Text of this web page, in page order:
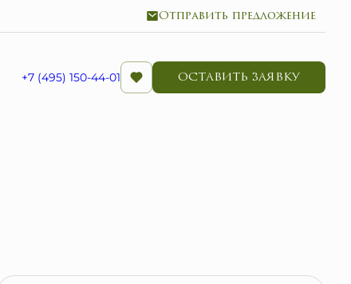
Отправить предложение
+7 (495) 150-44-01 ОСТАВИТЬ ЗАЯВКУ